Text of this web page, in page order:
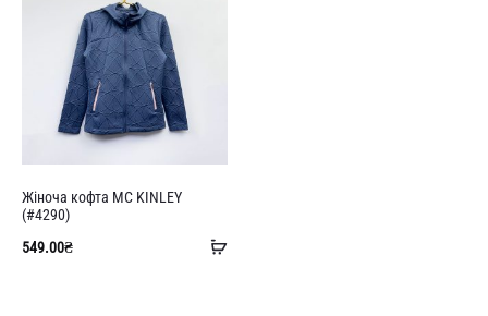
Додати
Жіноча кофта MC KINLEY
(#4290)
549.00₴